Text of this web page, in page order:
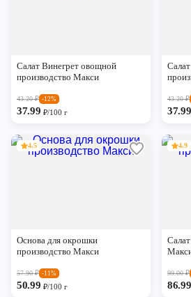
Салат Винегрет овощной
производство Макси
43.20₽ -12%
37.99₽/100 г
43.20₽
4.5
Основа для окрошки
производство Макси
57.90₽ -11%
50.99₽/100 г
4.9
99.00₽